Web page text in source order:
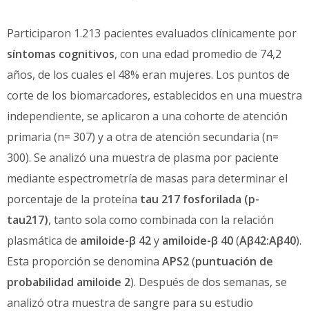
Participaron 1.213 pacientes evaluados clínicamente por
síntomas cognitivos, con una edad promedio de 74,2
años, de los cuales el 48% eran mujeres. Los puntos de
corte de los biomarcadores, establecidos en una muestra
independiente, se aplicaron a una cohorte de atención
primaria (n= 307) y a otra de atención secundaria (n=
300). Se analizó una muestra de plasma por paciente
mediante espectrometría de masas para determinar el
porcentaje de la proteína tau 217 fosforilada (p-
tau217), tanto sola como combinada con la relación
plasmática de amiloide-β 42y amiloide-β 40(Aβ42:Aβ40).
Esta proporción se denomina APS2(puntuación de
probabilidad amiloide 2). Después de dos semanas, se
analizó otra muestra de sangre para su estudio